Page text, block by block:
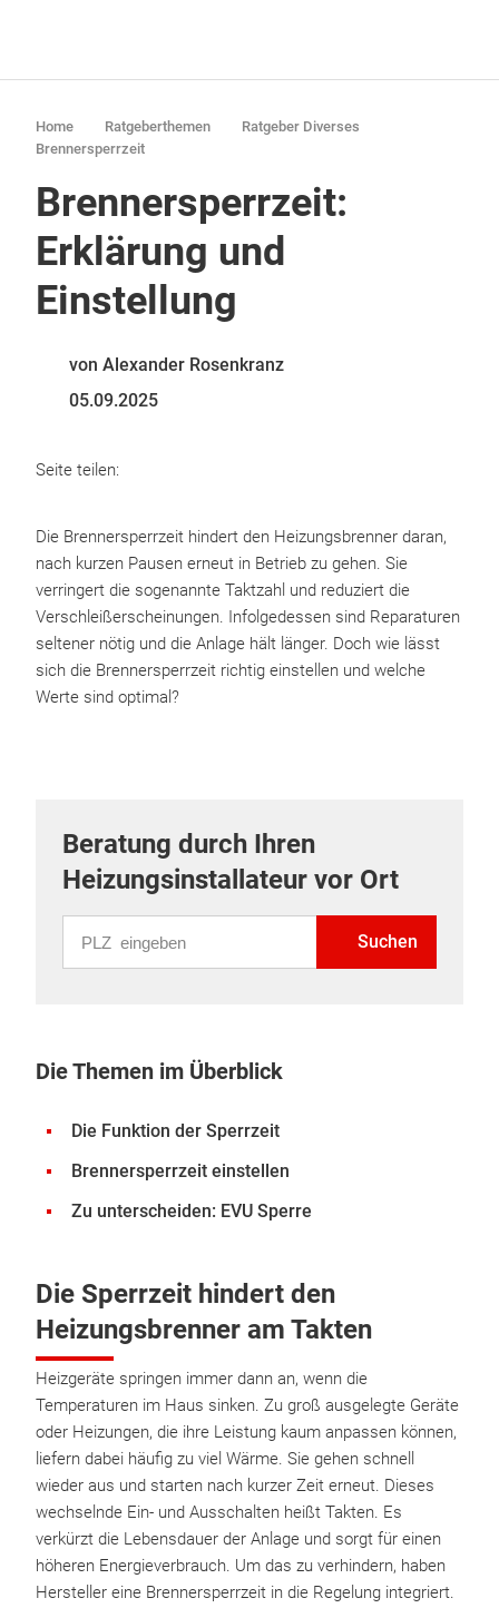
Home Ratgeberthemen
Ratgeber Diverses
Brennersperrzeit
Brennersperrzeit:
Erklärung und
Einstellung
von Alexander Rosenkranz
05.09.2025
Seite teilen:
Die Brennersperrzeit hindert den Heizungsbrenner daran,
nach kurzen Pausen erneut in Betrieb zu gehen. Sie
verringert die sogenannte Taktzahl und reduziert die
Verschleißerscheinungen. Infolgedessen sind Reparaturen
seltener nötig und die Anlage hält länger. Doch wie lässt
sich die Brennersperrzeit richtig einstellen und welche
Werte sind optimal?
Beratung durch Ihren
Heizungsinstallateur vor Ort
Suchen
Die Themen im Überblick
Die Funktion der Sperrzeit
Brennersperrzeit einstellen
Zu unterscheiden: EVU Sperre
Die Sperrzeit hindert den
Heizungsbrenner am Takten
Heizgeräte springen immer dann an, wenn die
Temperaturen im Haus sinken. Zu groß ausgelegte Geräte
oder Heizungen, die ihre Leistung kaum anpassen können,
liefern dabei häufig zu viel Wärme. Sie gehen schnell
wieder aus und starten nach kurzer Zeit erneut. Dieses
wechselnde Ein- und Ausschalten heißt Takten. Es
verkürzt die Lebensdauer der Anlage und sorgt für einen
höheren Energieverbrauch. Um das zu verhindern, haben
Hersteller eine Brennersperrzeit in die Regelung integriert.